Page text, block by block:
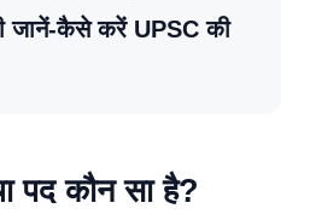
जानें-कैसे करें UPSC की
कौन सा है?